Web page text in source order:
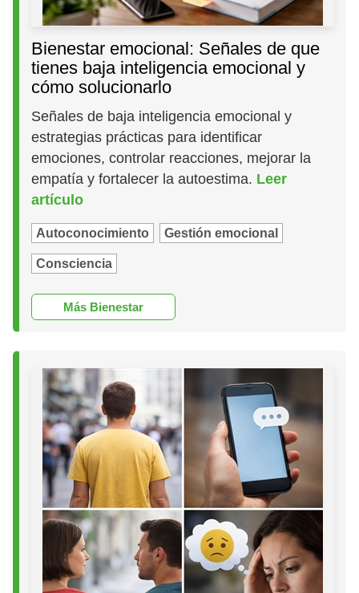
Bienestar emocional: Señales de que
tienes baja inteligencia emocional y
cómo solucionarlo
Señales de baja inteligencia emocional y
estrategias prácticas para identificar
emociones, controlar reacciones, mejorar la
empatía y fortalecer la autoestima. Leer
artículo
Autoconocimiento Gestión emocional
Consciencia
Más Bienestar